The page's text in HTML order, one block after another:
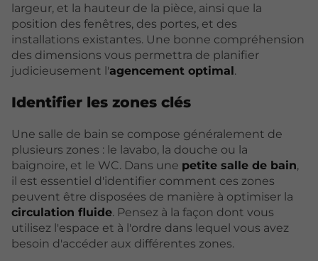
largeur, et la hauteur de la pièce, ainsi que la
position des fenêtres, des portes, et des
installations existantes. Une bonne compréhension
des dimensions vous permettra de planifier
judicieusement l'agencement optimal.
Identifier les zones clés
Une salle de bain se compose généralement de
plusieurs zones : le lavabo, la douche ou la
baignoire, et le WC. Dans une petite salle de bain,
il est essentiel d'identifier comment ces zones
peuvent être disposées de manière à optimiser la
circulation fluide. Pensez à la façon dont vous
utilisez l'espace et à l'ordre dans lequel vous avez
besoin d'accéder aux différentes zones.